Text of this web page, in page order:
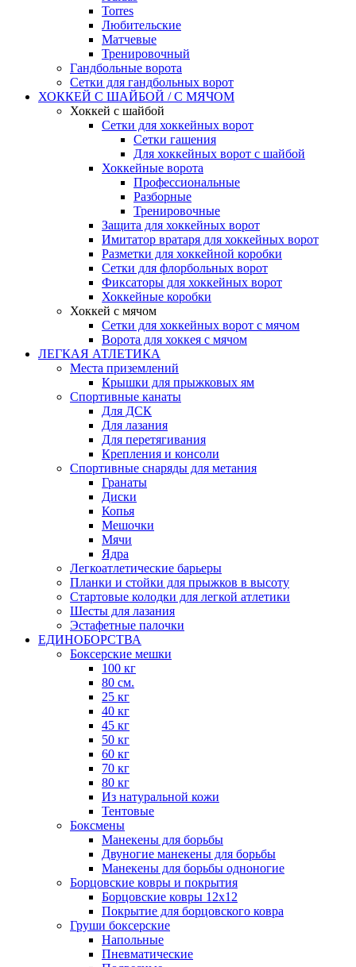
Torres
Любительские
Матчевые
Тренировочный
Гандбольные ворота
Сетки для гандбольных ворот
ХОККЕЙ С ШАЙБОЙ / С МЯЧОМ
Хоккей с шайбой
Сетки для хоккейных ворот
Сетки гашения
Для хоккейных ворот с шайбой
Хоккейные ворота
Профессиональные
Разборные
Тренировочные
Защита для хоккейных ворот
Имитатор вратаря для хоккейных ворот
Разметки для хоккейной коробки
Сетки для флорбольных ворот
Фиксаторы для хоккейных ворот
Хоккейные коробки
Хоккей с мячом
Сетки для хоккейных ворот с мячом
Ворота для хоккея с мячом
ЛЕГКАЯ АТЛЕТИКА
Места приземлений
Крышки для прыжковых ям
Спортивные канаты
Для ДСК
Для лазания
Для перетягивания
Крепления и консоли
Спортивные снаряды для метания
Гранаты
Диски
Копья
Мешочки
Мячи
Ядра
Легкоатлетические барьеры
Планки и стойки для прыжков в высоту
Стартовые колодки для легкой атлетики
Шесты для лазания
Эстафетные палочки
ЕДИНОБОРСТВА
Боксерские мешки
100 кг
80 см.
25 кг
40 кг
45 кг
50 кг
60 кг
70 кг
80 кг
Из натуральной кожи
Тентовые
Боксмены
Манекены для борьбы
Двуногие манекены для борьбы
Манекены для борьбы одноногие
Борцовские ковры и покрытия
Борцовские ковры 12х12
Покрытие для борцовского ковра
Груши боксерские
Напольные
Пневматические